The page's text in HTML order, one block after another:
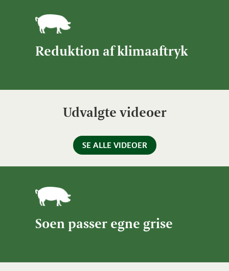
Reduktion af klimaaftryk
Udvalgte videoer
SE ALLE VIDEOER
Soen passer egne grise